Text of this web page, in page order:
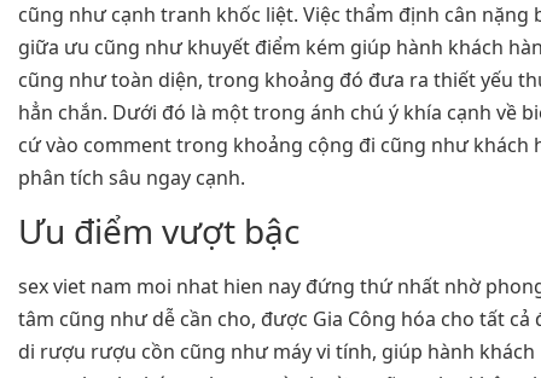
cũng như cạnh tranh khốc liệt. Việc thẩm định cân nặng
giữa ưu cũng như khuyết điểm kém giúp hành khách
cũng như toàn diện, trong khoảng đó đưa ra thiết yếu
hẳn chắn. Dưới đó là một trong ánh chú ý khía cạnh về
cứ vào comment trong khoảng cộng đi cũng như khách
phân tích sâu ngay cạnh.
Ưu điểm vượt bậc
sex viet nam moi nhat hien nay đứng thứ nhất nhờ
tâm cũng như dễ cần cho, được Gia Công hóa cho tất
di rượu rượu cồn cũng như máy vi tính, giúp hành